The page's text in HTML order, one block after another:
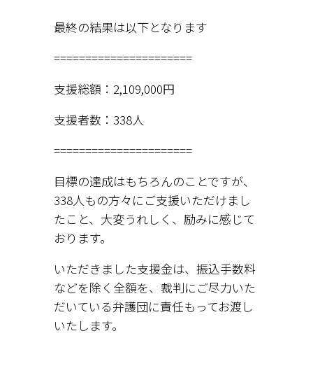
最終の結果は以下となります
======================
支援総額：2,109,000円
支援者数：338人
======================
目標の達成はもちろんのことですが、
338人もの方々にご支援いただけまし
たこと、大変うれしく、励みに感じて
おります。
いただきました支援金は、振込手数料
などを除く全額を、裁判にご尽力いた
だいている弁護団に責任もってお渡し
いたします。